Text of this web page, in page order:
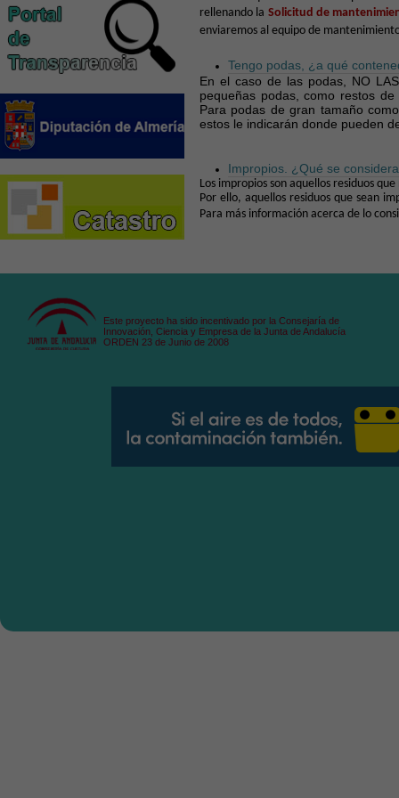
rellenando la Solicitud de
enviaremos al equipo de
Tengo podas, ¿a qué
En el caso de las podas, NO
pequeñas podas, como restos
Para podas de gran tamaño
estos le indicarán donde pueden
Impropios. ¿Qué se
Los impropios son aquellos residuos
Por ello, aquellos residuos que sean
Para más información acerca de lo
Este proyecto ha sido incentivado por la Consejaría de
Innovación, Ciencia y Empresa de la Junta de Andalucía
ORDEN 23 de Junio de 2008